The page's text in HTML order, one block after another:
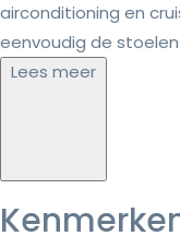
airconditioning en
eenvoudig de
Lees meer